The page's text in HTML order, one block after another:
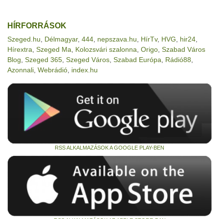
HÍRFORRÁSOK
Szeged.hu Délmagyar, 444 nepszava.hu HírTv, HVG hir24
Hírextra Szeged Ma Kolozsvári szalonna Origo Szabad Város
Blog Szeged 365 Szeged Város Szabad Európa Rádió88
Azonnali Webrádió index.hu
RSS ALKALMAZÁSOK A GOOGLE PLAY-BEN